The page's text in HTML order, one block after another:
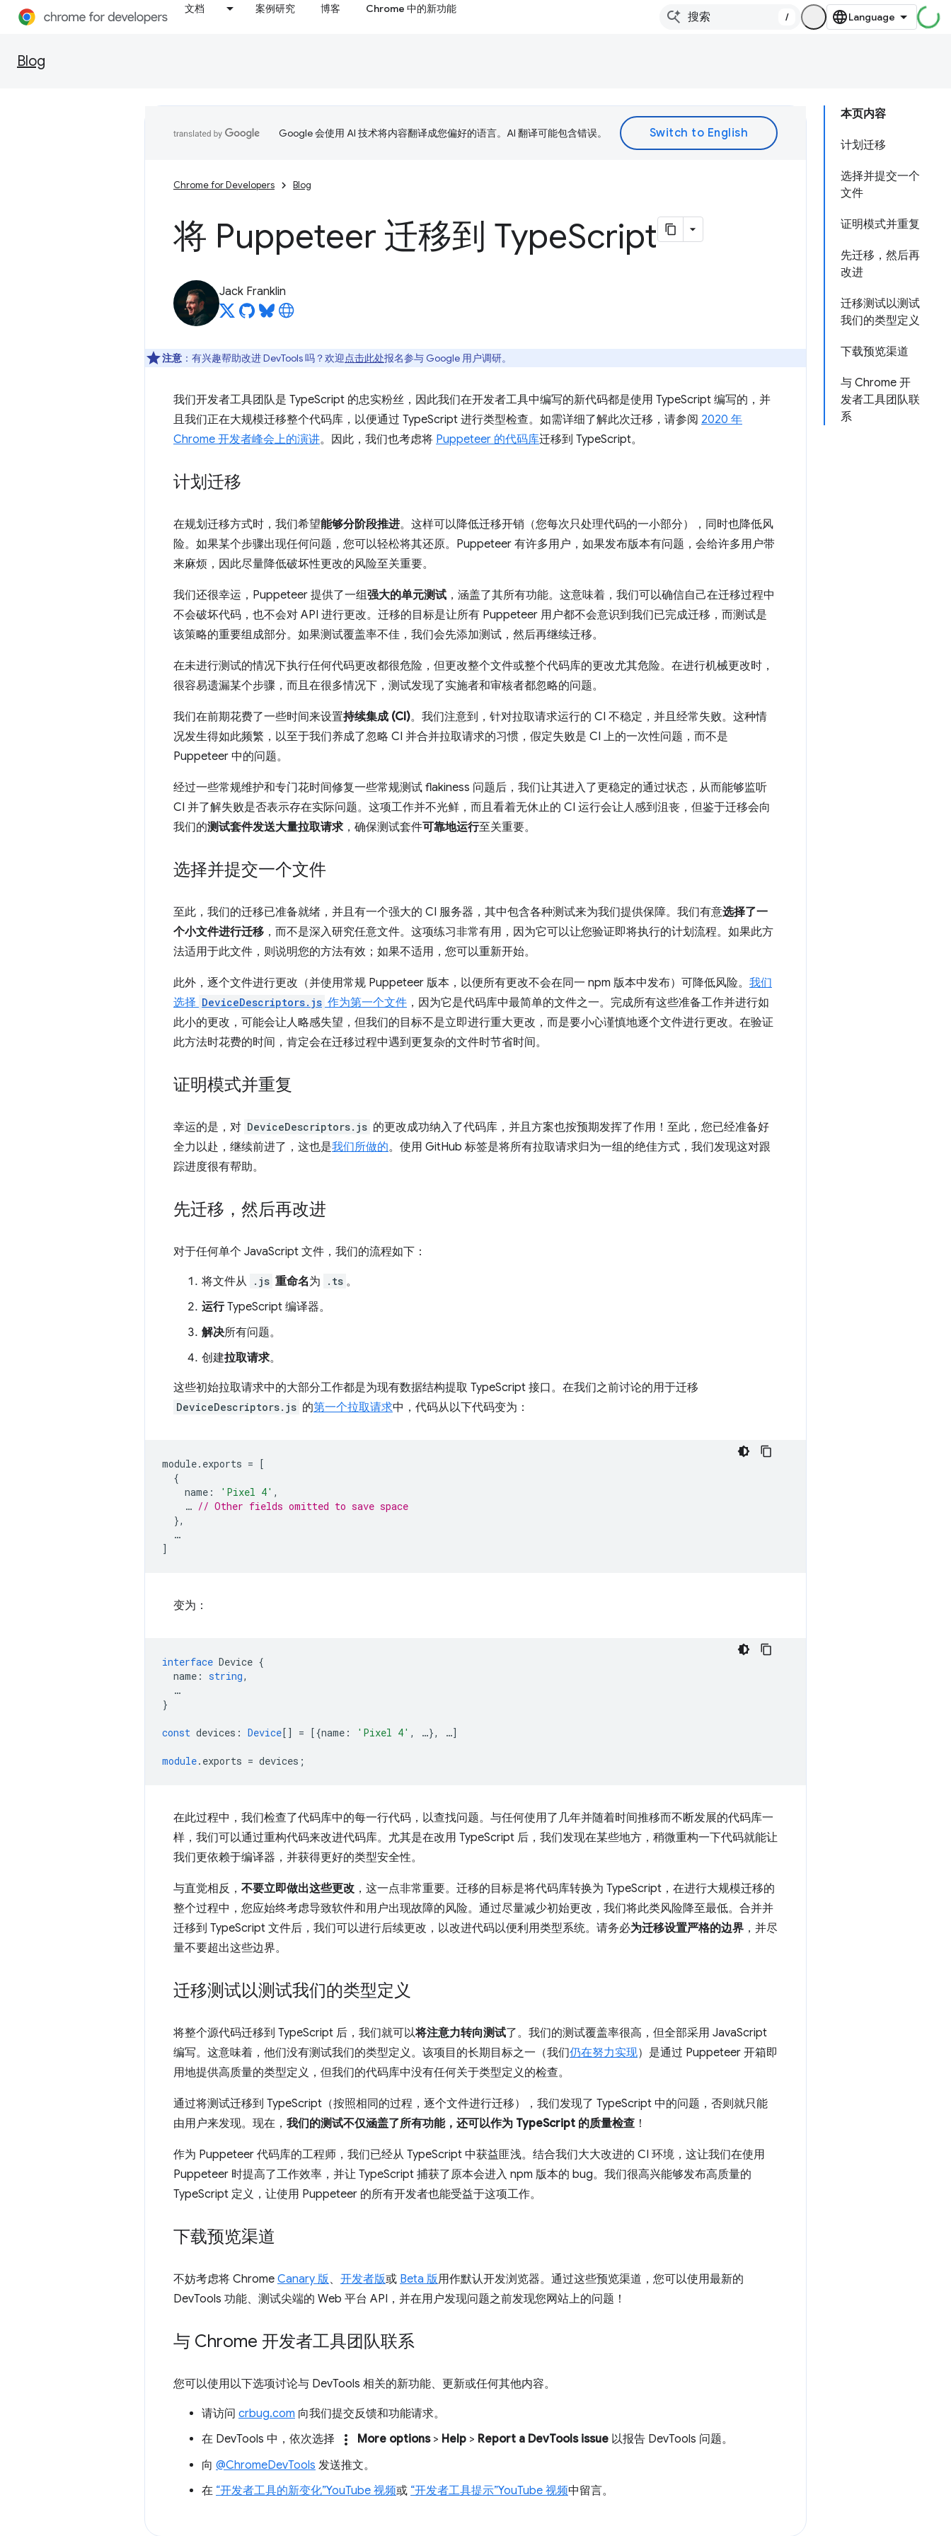
文档 案例研究 博客 Chrome 中的新功能
/
Blog
本页内容
计划迁移
选择并提交一个
文件
证明模式并重复
先迁移，然后再
改进
迁移测试以测试
我们的类型定义
下载预览渠道
与 Chrome 开
发者工具团队联
系
Google 会使用 AI 技术将内容翻译成您偏好的语言。AI 翻译可能包含错误。
Chrome for Developers Blog
将 Puppeteer 迁移到 TypeScript
Jack Franklin
注意 ：有兴趣帮助改进 DevTools 吗？欢迎点击此处报名参与 Google 用户调研。
我们开发者工具团队是 TypeScript 的忠实粉丝，因此我们在开发者工具中编写的新代码都是使用 TypeScript 编写的，并
且我们正在大规模迁移整个代码库，以便通过 TypeScript 进行类型检查。如需详细了解此次迁移，请参阅 2020 年
Chrome 开发者峰会上的演讲。因此，我们也考虑将 Puppeteer 的代码库迁移到 TypeScript。
计划迁移
在规划迁移方式时，我们希望能够分阶段推进。这样可以降低迁移开销（您每次只处理代码的一小部分），同时也降低风
险。如果某个步骤出现任何问题，您可以轻松将其还原。Puppeteer 有许多用户，如果发布版本有问题，会给许多用户带
来麻烦，因此尽量降低破坏性更改的风险至关重要。
我们还很幸运，Puppeteer 提供了一组强大的单元测试 ，涵盖了其所有功能。这意味着，我们可以确信自己在迁移过程中
不会破坏代码，也不会对 API 进行更改。迁移的目标是让所有 Puppeteer 用户都不会意识到我们已完成迁移，而测试是
该策略的重要组成部分。如果测试覆盖率不佳，我们会先添加测试，然后再继续迁移。
在未进行测试的情况下执行任何代码更改都很危险，但更改整个文件或整个代码库的更改尤其危险。在进行机械更改时，
很容易遗漏某个步骤，而且在很多情况下，测试发现了实施者和审核者都忽略的问题。
我们在前期花费了一些时间来设置持续集成 (CI)。我们注意到，针对拉取请求运行的 CI 不稳定，并且经常失败。这种情
况发生得如此频繁，以至于我们养成了忽略 CI 并合并拉取请求的习惯，假定失败是 CI 上的一次性问题，而不是
Puppeteer 中的问题。
经过一些常规维护和专门花时间修复一些常规测试 flakiness 问题后，我们让其进入了更稳定的通过状态，从而能够监听
CI 并了解失败是否表示存在实际问题。这项工作并不光鲜，而且看着无休止的 CI 运行会让人感到沮丧，但鉴于迁移会向
我们的测试套件发送大量拉取请求 ，确保测试套件可靠地运行至关重要。
选择并提交一个文件
至此，我们的迁移已准备就绪，并且有一个强大的 CI 服务器，其中包含各种测试来为我们提供保障。我们有意选择了一
个小文件进行迁移 ，而不是深入研究任意文件。这项练习非常有用，因为它可以让您验证即将执行的计划流程。如果此方
法适用于此文件，则说明您的方法有效；如果不适用，您可以重新开始。
此外，逐个文件进行更改（并使用常规 Puppeteer 版本，以便所有更改不会在同一 npm 版本中发布）可降低风险。 我们
选择 DeviceDescriptors.js 作为第一个文件 ，因为它是代码库中最简单的文件之一。完成所有这些准备工作并进行如
此小的更改，可能会让人略感失望，但我们的目标不是立即进行重大更改，而是要小心谨慎地逐个文件进行更改。在验证
此方法时花费的时间，肯定会在迁移过程中遇到更复杂的文件时节省时间。
证明模式并重复
幸运的是，对 DeviceDescriptors.js 的更改成功纳入了代码库，并且方案也按预期发挥了作用！至此，您已经准备好
全力以赴，继续前进了，这也是我们所做的。使用 GitHub 标签是将所有拉取请求归为一组的绝佳方式，我们发现这对跟
踪进度很有帮助。
先迁移，然后再改进
对于任何单个 JavaScript 文件，我们的流程如下：
将文件从 .js 重命名为 .ts 。
运行TypeScript 编译器。
解决所有问题。
创建拉取请求。
这些初始拉取请求中的大部分工作都是为现有数据结构提取 TypeScript 接口。在我们之前讨论的用于迁移
DeviceDescriptors.js 的第一个拉取请求中，代码从以下代码变为：
module. exports = [
{
name : 'Pixel 4' ,
… // Other fields omitted to save space
},
…
]
变为：
interface Device {
name : string,
…
}
const devices : Device[] = [{name : 'Pixel 4' , …}, …]
module.exports = devices ;
在此过程中，我们检查了代码库中的每一行代码，以查找问题。与任何使用了几年并随着时间推移而不断发展的代码库一
样，我们可以通过重构代码来改进代码库。尤其是在改用 TypeScript 后，我们发现在某些地方，稍微重构一下代码就能让
我们更依赖于编译器，并获得更好的类型安全性。
与直觉相反， 不要立即做出这些更改 ，这一点非常重要。迁移的目标是将代码库转换为 TypeScript，在进行大规模迁移的
整个过程中，您应始终考虑导致软件和用户出现故障的风险。通过尽量减少初始更改，我们将此类风险降至最低。合并并
迁移到 TypeScript 文件后，我们可以进行后续更改，以改进代码以便利用类型系统。请务必为迁移设置严格的边界 ，并尽
量不要超出这些边界。
迁移测试以测试我们的类型定义
将整个源代码迁移到 TypeScript 后，我们就可以将注意力转向测试了。我们的测试覆盖率很高，但全部采用 JavaScript
编写。这意味着，他们没有测试我们的类型定义。该项目的长期目标之一（我们仍在努力实现）是通过 Puppeteer 开箱即
用地提供高质量的类型定义，但我们的代码库中没有任何关于类型定义的检查。
通过将测试迁移到 TypeScript（按照相同的过程，逐个文件进行迁移），我们发现了 TypeScript 中的问题，否则就只能
由用户来发现。现在， 我们的测试不仅涵盖了所有功能，还可以作为 TypeScript 的质量检查 ！
作为 Puppeteer 代码库的工程师，我们已经从 TypeScript 中获益匪浅。结合我们大大改进的 CI 环境，这让我们在使用
Puppeteer 时提高了工作效率，并让 TypeScript 捕获了原本会进入 npm 版本的 bug。我们很高兴能够发布高质量的
TypeScript 定义，让使用 Puppeteer 的所有开发者也能受益于这项工作。
下载预览渠道
不妨考虑将 Chrome Canary 版、 开发者版或 Beta 版用作默认开发浏览器。通过这些预览渠道，您可以使用最新的
DevTools 功能、测试尖端的 Web 平台 API，并在用户发现问题之前发现您网站上的问题！
与 Chrome 开发者工具团队联系
您可以使用以下选项讨论与 DevTools 相关的新功能、更新或任何其他内容。
请访问 crbug.com 向我们提交反馈和功能请求。
在 DevTools 中，依次选择
more_vert More options> Help > Report a DevTools issue 以报告 DevTools 问题。
向 @ChromeDevTools 发送推文。
在 “开发者工具的新变化”YouTube 视频或 “开发者工具提示”YouTube 视频中留言。